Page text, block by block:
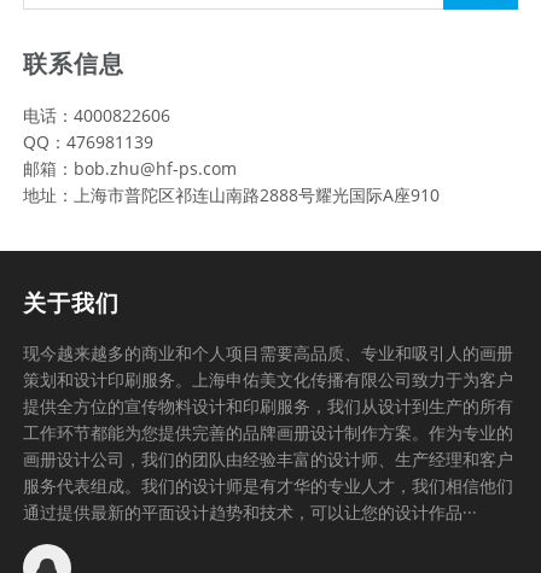
联系信息
电话：4000822606
QQ：476981139
邮箱：bob.zhu@hf-ps.com
地址：上海市普陀区祁连山南路2888号耀光国际A座910
关于我们
现今越来越多的商业和个人项目需要高品质、专业和吸引人的画册
策划和设计印刷服务。上海申佑美文化传播有限公司致力于为客户
提供全方位的宣传物料设计和印刷服务，我们从设计到生产的所有
工作环节都能为您提供完善的品牌画册设计制作方案。作为专业的
画册设计公司，我们的团队由经验丰富的设计师、生产经理和客户
服务代表组成。我们的设计师是有才华的专业人才，我们相信他们
通过提供最新的平面设计趋势和技术，可以让您的设计作品···